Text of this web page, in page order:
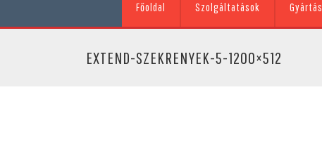
Főoldal Szolgáltatások Gyártás
EXTEND-SZEKRENYEK-5-1200×512